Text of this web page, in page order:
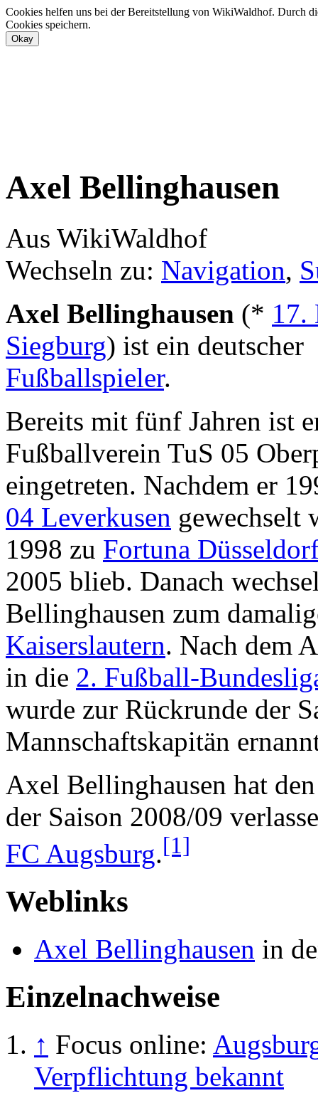
Cookies helfen uns bei der Bereitstellung von WikiWaldhof. Durch
Cookies speichern.
Axel Bellinghausen
Aus WikiWaldhof
Wechseln zu: Navigation,
Axel Bellinghausen (* 17.
Siegburg) ist ein deutscher
Fußballspieler.
Bereits mit fünf Jahren ist
Fußballverein TuS 05
eingetreten. Nachdem er
04 Leverkusen gewechselt
1998 zu Fortuna
2005 blieb. Danach
Bellinghausen zum
Kaiserslautern. Nach dem
in die 2. Fußball-
wurde zur Rückrunde der
Mannschaftskapitän
Axel Bellinghausen hat
der Saison 2008/09
FC Augsburg.[1]
Weblinks
Axel Bellinghausen in
Einzelnachweise
↑ Focus online:
Verpflichtung bekannt